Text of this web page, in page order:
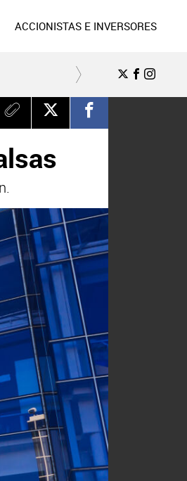
ACCIONISTAS E INVERSORES